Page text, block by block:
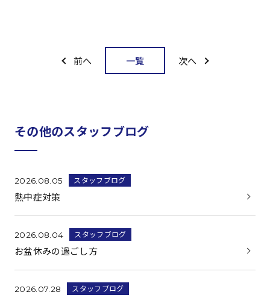
前へ 一覧 次へ
その他のスタッフブログ
2026.08.05 スタッフブログ
熱中症対策
2026.08.04 スタッフブログ
お盆休みの過ごし方
2026.07.28 スタッフブログ